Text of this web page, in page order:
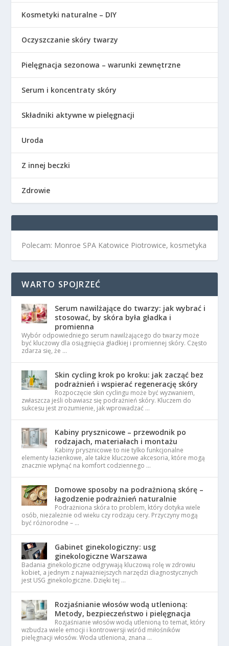
Kosmetyki naturalne – DIY
Oczyszczanie skóry twarzy
Pielęgnacja sezonowa – warunki zewnętrzne
Serum i koncentraty skóry
Składniki aktywne w pielęgnacji
Uroda
Z innej beczki
Zdrowie
Polecam: Monroe SPA Katowice Piotrowice, kosmetyka
WARTO SPOJRZEĆ
Serum nawilżające do twarzy: jak wybrać i
stosować, by skóra była gładka i
promienna
Wybór odpowiedniego serum nawilżającego do twarzy może
być kluczowy dla osiągnięcia gładkiej i promiennej skóry. Często
zdarza się, że …
Skin cycling krok po kroku: jak zacząć bez
podrażnień i wspierać regenerację skóry
Rozpoczęcie skin cyclingu może być wyzwaniem,
zwłaszcza jeśli obawiasz się podrażnień skóry. Kluczem do
sukcesu jest zrozumienie, jak wprowadzać …
Kabiny prysznicowe – przewodnik po
rodzajach, materiałach i montażu
Kabiny prysznicowe to nie tylko funkcjonalne
elementy łazienkowe, ale także kluczowe akcesoria, które mogą
znacznie wpłynąć na komfort codziennego …
Domowe sposoby na podrażnioną skórę –
łagodzenie podrażnień naturalnie
Podrażniona skóra to problem, który dotyka wiele
osób, niezależnie od wieku czy rodzaju cery. Przyczyny mogą
być różnorodne – …
Gabinet ginekologiczny: usg
ginekologiczne Warszawa
Badania ginekologiczne odgrywają kluczową rolę w zdrowiu
kobiet, a jednym z najważniejszych narzędzi diagnostycznych
jest USG ginekologiczne. Dzięki tej …
Rozjaśnianie włosów wodą utlenioną:
Metody, bezpieczeństwo i pielęgnacja
Rozjaśnianie włosów wodą utlenioną to temat, który
wzbudza wiele emocji i kontrowersji wśród miłośników
pielęgnacji włosów. Woda utleniona, znana …